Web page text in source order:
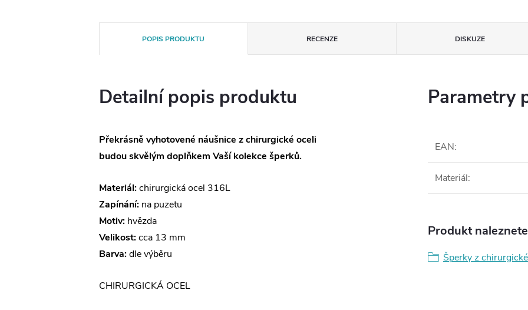
POPIS PRODUKTU RECENZE DISKUZE
Detailní popis produktu
Překrásně vyhotovené náušnice z chirurgické oceli
budou skvělým doplňkem Vaší kolekce šperků.
Materiál:chirurgická ocel 316L
Zapínání: na puzetu
Motiv: hvězda
Velikost:cca 13 mm
Barva:dle výběru
CHIRURGICKÁ OCEL
Parametry
EAN:
Materiál:
Produkt
Šperky z